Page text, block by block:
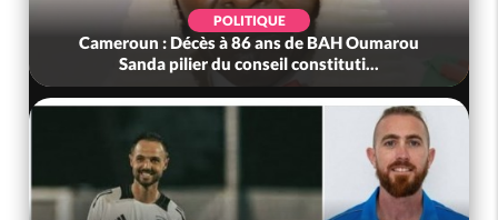
POLITIQUE
Cameroun : Décès à 86 ans de BAH Oumarou
Sanda pilier du conseil constituti...